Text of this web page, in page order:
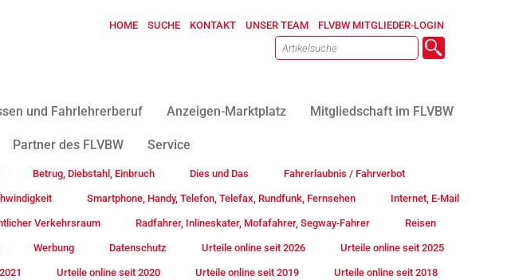
HOME SUCHE KONTAKT UNSER TEAM FLVBW MITGLIEDER-LOGIN
und Fahrlehrerberuf Anzeigen-Marktplatz Mitgliedschaft im FLVBW
Partner des FLVBW Service
Betrug, Diebstahl, Einbruch Dies und Das Fahrerlaubnis / Fahrverbot
Smartphone, Handy, Telefon, Telefax, Rundfunk, Fernsehen Internet, E-Mail
Verkehrsraum Radfahrer, Inlineskater, Mofafahrer, Segway-Fahrer Reisen
Werbung Datenschutz Urteile online seit 2026 Urteile online seit 2025
Urteile online seit 2020 Urteile online seit 2019 Urteile online seit 2018